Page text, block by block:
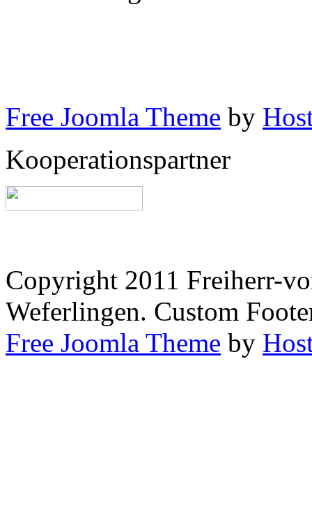
Free Joomla Theme by
Kooperationspartner
Copyright 2011 Freiherr-
Weferlingen. Custom
Free Joomla Theme by